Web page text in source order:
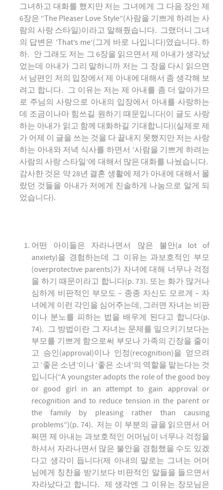
그녀하고 대화를 했지만 저는 그녀에게 그 다음 장인 제
6장은 “The Pleaser Love Style”(사람을 기쁘게 하려는 사
람의 사랑 스타일)이라고 말해줬습니다. 그랬더니 그녀
의 답변은 ‘That’s me’(그게 바로 나입니다)였습니다. 하
하. 안 그래도 저는 그 6장을 읽으면서 제 아내가 생각났
었는데 아내가 그리 말하니까 저는 그 장을 다시 읽으면
서 남편인 저의 입장에서 제 아내에 대해서 좀 생각해 보
려고 합니다. 그 이유는 저는 제 아내를 좀 더 알아가므
로 주님의 사랑으로 아내의 입장에서 아내를 사랑하는
데 조금이나마 힘쓰길 원하기 때문입니다(이 글도 사랑
하는 아내가 읽고 함께 대화하길 기대합니다)(실제로 제
가 어제 이 글을 쓰는 것을 다 끝내지 못했지만 저는 사랑
하는 아내와 저녁 식사를 하면서 ‘사람을 기쁘게 하려는
사람의 사랑 스타일’에 대해서 많은 대화를 나눴습니다.
감사한 것은 약 28년 결혼 생활에 제가 아내에 대해서 몰
랐던 것들을 아내가 저에게 진솔하게 나눔으로 알게 되
었습니다).
어떤 아이들은 자라나면서 많은 불안(a lot of
anxiety)을 경험하는데 그 이유는 과보호적인 부모
(overprotective parents)가 자녀에 대해 너무나 걱정
을 하기 때문이라고 합니다(p. 73). 또는 화가 많거나
심하게 비판적인 부모도 – 종종 자신도 모르게 – 자
녀에게 이런 각인을 심어주는데, 그러면 자녀는 비판
이나 분노를 피하는 법을 배우게 된다고 합니다(p.
74). 그 방법이란 그 자녀는 문제를 일으키기보다는
부모를 기쁘게 함으로써 부모나 가족의 긴장을 줄이
고 승인(approval)이나 인정(recognition)을 얻으려
고 ‘좋은 소년’이나 ‘좋은 소녀’의 역할을 맡는다는 것
입니다(“A youngster adopts the role of the good boy
or good girl in an attempt to gain approval or
recognition and to reduce tension in the parent or
the family by pleasing rather than causing
problems”)(p. 74). 저는 이 부분의 글을 읽으면서 어
쩌면 제 아내는 과보호적인 어머님이 너무나 걱정을
하셔서 자라나면서 많은 불안을 경험했을 수도 있겠
다고 생각이 듭니다(제 아내의 말로는 그녀는 어머
님에게 칭찬을 받기보다 비판적인 말들을 들으면서
자라났다고 합니다. 제 생각엔 그 이유는 장모님은